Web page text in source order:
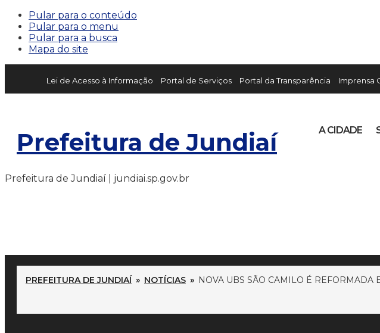
Pular para o conteúdo
Pular para o menu
Pular para a busca
Mapa do site
Lei de Acesso à Informação Portal de Serviços Portal da Transparência Imprensa
Prefeitura de Jundiaí A CIDADE
Prefeitura de Jundiaí | jundiai.sp.gov.br
PREFEITURA DE JUNDIAÍ » NOTÍCIAS » NOVA UBS SÃO CAMILO É REFORMADA